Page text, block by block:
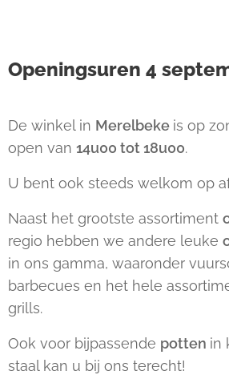
Openingsuren 4
De winkel in Merelbeke is op
open van 14u00 tot 18u00.
U bent ook steeds welkom op
Naast het grootste assortiment
regio hebben we andere leuke
in ons gamma, waaronder
barbecues en het hele
grills.
Ook voor bijpassende potten in
staal kan u bij ons terecht!